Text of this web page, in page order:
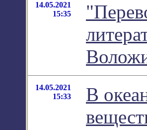
14.05.2021
15:35
14.05.2021
15:33
В